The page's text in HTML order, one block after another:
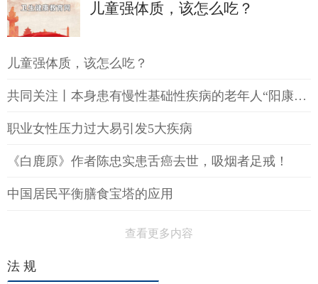
儿童强体质，该怎么吃？
儿童强体质，该怎么吃？
共同关注丨本身患有慢性基础性疾病的老年人“阳康”后如何提高免疫力
职业女性压力过大易引发5大疾病
《白鹿原》作者陈忠实患舌癌去世，吸烟者足戒！
中国居民平衡膳食宝塔的应用
查看更多内容
法 规